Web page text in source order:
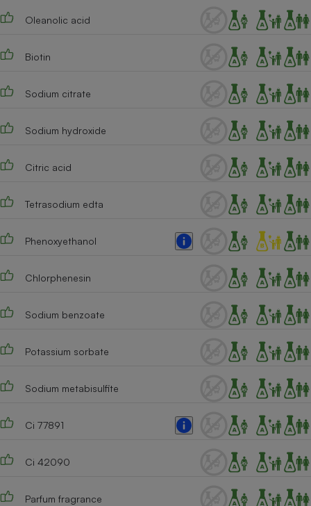
Oleanolic acid
Biotin
Sodium citrate
Sodium hydroxide
Citric acid
Tetrasodium edta
Phenoxyethanol
Chlorphenesin
Sodium benzoate
Potassium sorbate
Sodium metabisulfite
Ci 77891
Ci 42090
Parfum fragrance